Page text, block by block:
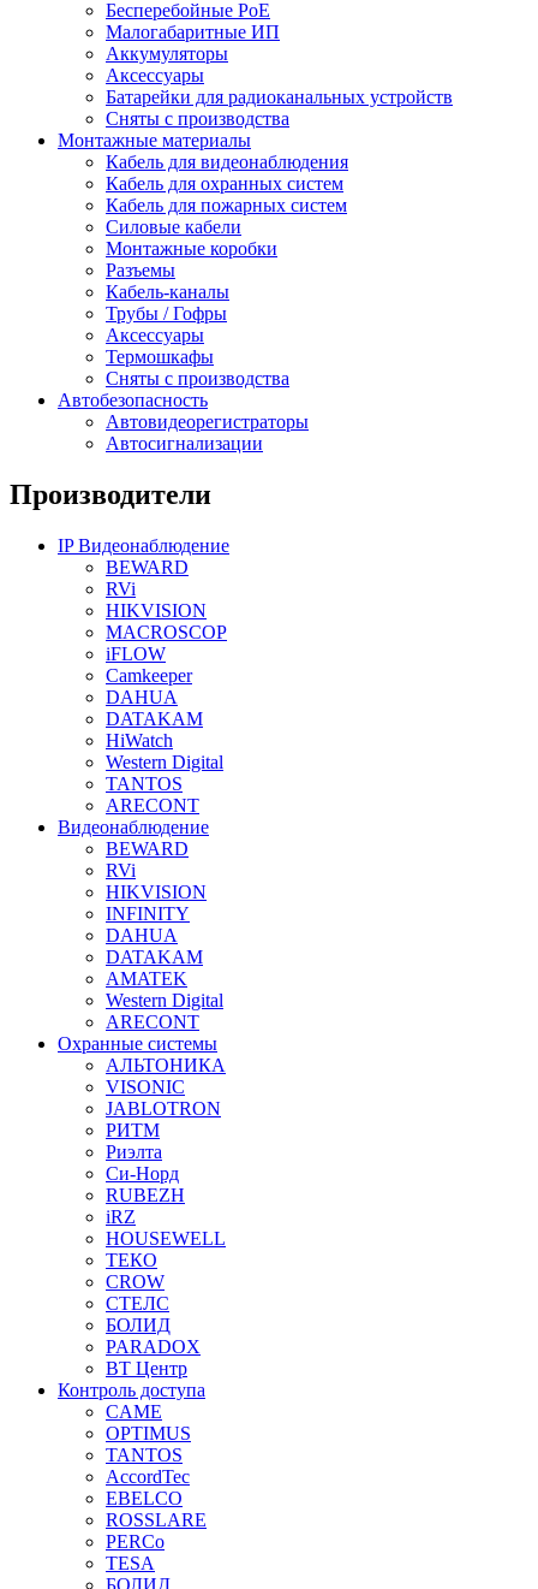
Бесперебойные PoE
Малогабаритные ИП
Аккумуляторы
Аксессуары
Батарейки для радиоканальных устройств
Сняты с производства
Монтажные материалы
Кабель для видеонаблюдения
Кабель для охранных систем
Кабель для пожарных систем
Силовые кабели
Монтажные коробки
Разъемы
Кабель-каналы
Трубы / Гофры
Аксессуары
Термошкафы
Сняты с производства
Автобезопасность
Автовидеорегистраторы
Автосигнализации
Производители
IP Видеонаблюдение
BEWARD
RVi
HIKVISION
MACROSCOP
iFLOW
Camkeeper
DAHUA
DATAKAM
HiWatch
Western Digital
TANTOS
ARECONT
Видеонаблюдение
BEWARD
RVi
HIKVISION
INFINITY
DAHUA
DATAKAM
AMATEK
Western Digital
ARECONT
Охранные системы
АЛЬТОНИКА
VISONIC
JABLOTRON
РИТМ
Риэлта
Си-Норд
RUBEZH
iRZ
HOUSEWELL
ТЕКО
CROW
СТЕЛС
БОЛИД
PARADOX
ВТ Центр
Контроль доступа
CAME
OPTIMUS
TANTOS
AccordTec
EBELCO
ROSSLARE
PERCo
TESA
БОЛИД